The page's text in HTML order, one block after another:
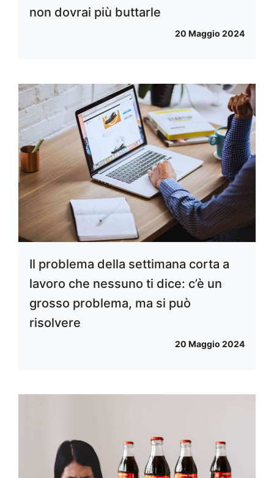
non dovrai più buttarle
20 Maggio 2024
Il problema della settimana corta a
lavoro che nessuno ti dice: c’è un
grosso problema, ma si può
risolvere
20 Maggio 2024